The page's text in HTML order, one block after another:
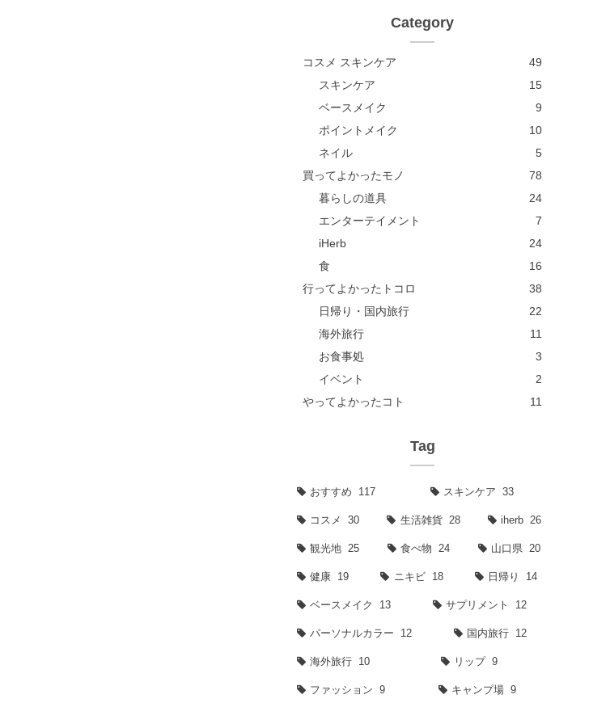
Category
コスメ スキンケア
49
スキンケア
15
ベースメイク
9
ポイントメイク
10
ネイル
5
買ってよかったモノ
78
暮らしの道具
24
エンターテイメント
7
iHerb
24
食
16
行ってよかったトコロ
38
日帰り・国内旅行
22
海外旅行
11
お食事処
3
イベント
2
やってよかったコト
11
Tag
おすすめ 117 スキンケア 33
コスメ 30 生活雑貨 28 iherb 26
観光地 25 食べ物 24 山口県 20
健康 19 ニキビ 18 日帰り 14
ベースメイク 13 サプリメント 12
パーソナルカラー 12 国内旅行 12
海外旅行 10 リップ 9
ファッション 9 キャンプ場 9